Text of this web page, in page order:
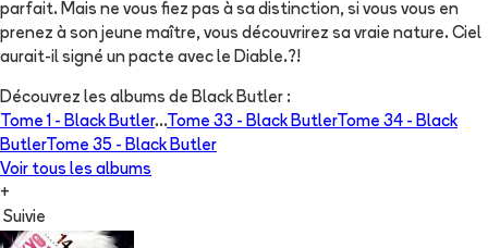
parfait. Mais ne vous fiez pas à sa distinction, si vous vous en
prenez à son jeune maître, vous découvrirez sa vraie nature. Ciel
aurait-il signé un pacte avec le Diable.?!
Découvrez les albums de Black Butler :
Tome 1 - Black Butler...Tome 33 - Black ButlerTome 34 - Black
ButlerTome 35 - Black Butler
Voir tous les albums
+
Suivie